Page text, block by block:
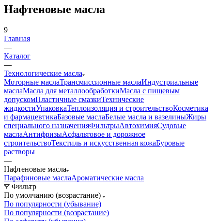
Нафтеновые масла
9
Главная
—
Каталог
—
Технологические масла
Моторные маслаТрансмиссионные маслаИндустриальные
маслаМасла для металлообработкиМасла с пищевым
допускомПластичные смазкиТехнические
жидкостиУпаковкаТеплоизоляция и строительствоКосметика
и фармацевтикаБазовые маслаБелые масла и вазелиныЖиры
специального назначенияФильтрыАвтохимияСудовые
маслаАнтифризыАсфальтовое и дорожное
строительствоТекстиль и искусственная кожаБуровые
растворы
—
Нафтеновые масла
Парафиновые маслаАроматические масла
Фильтр
По умолчанию (возрастание)
По популярности (убывание)
По популярности (возрастание)